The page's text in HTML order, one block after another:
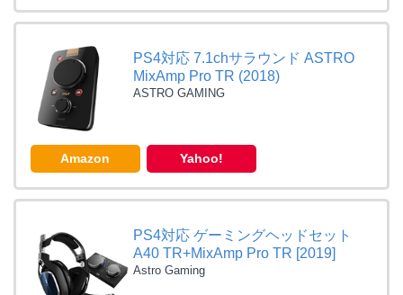
PS4対応 7.1chサラウンド ASTRO
MixAmp Pro TR (2018)
ASTRO GAMING
Amazon Yahoo!
PS4対応 ゲーミングヘッドセット
A40 TR+MixAmp Pro TR [2019]
Astro Gaming